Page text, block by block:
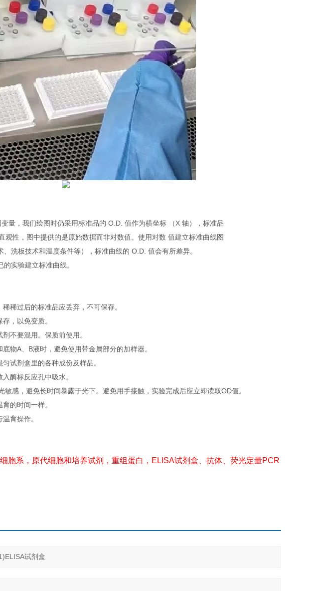
量，我们绘图时仍采用标准品的 O.D. 值作为横坐标 （X 轴），标准品
观性，图中提供的是原始数据而非对数值。使用对数 值建立标准曲线图
洗板技术和温度条件等），标准曲线的 O.D. 值会有所差异。
实验建立标准曲线。
稀过后的标准品应丢弃，不可保存。
，以免变质。
不要混用。保质前使用。
物A、B液时，避免使用带金属部分的加样器。
试剂盒里的各种成份及样品。
酶标反应孔中吸水。
感，避免长时间暴露于光下。避免用手接触，实验完成后应立即读取OD值。
的时间一样。
育操作。
胞系，原代细胞和培养试剂，重组蛋白，ELISA试剂盒、抗体、荧光定量PCR